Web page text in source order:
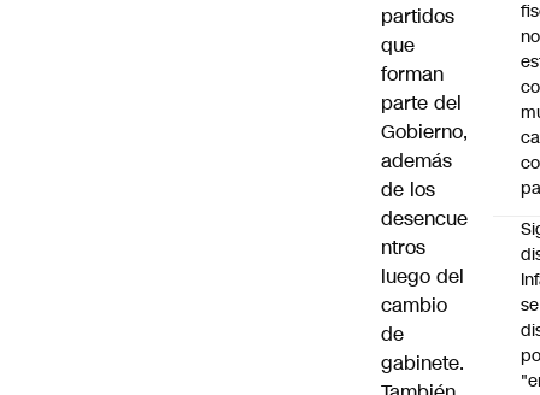
partidos
que
forman
parte del
Gobierno,
además
de los
desencue
ntros
luego del
cambio
de
gabinete.
se